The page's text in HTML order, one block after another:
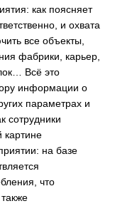
как поясняет
и охвата
все объекты,
фабрики, карьер,
Всё это
информации о
параметрах и
сотрудники
картине
на базе
что